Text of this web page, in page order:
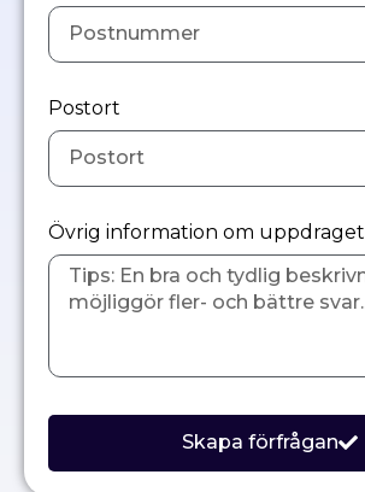
Postort
Övrig information om uppdraget
Skapa förfrågan